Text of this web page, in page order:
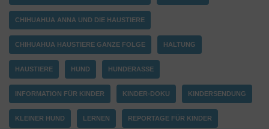
CHIHUAHUA ANNA UND DIE HAUSTIERE
CHIHUAHUA HAUSTIERE GANZE FOLGE HALTUNG
HAUSTIERE HUND HUNDERASSE
INFORMATION FÜR KINDER KINDER-DOKU KINDERSENDUNG
KLEINER HUND LERNEN REPORTAGE FÜR KINDER